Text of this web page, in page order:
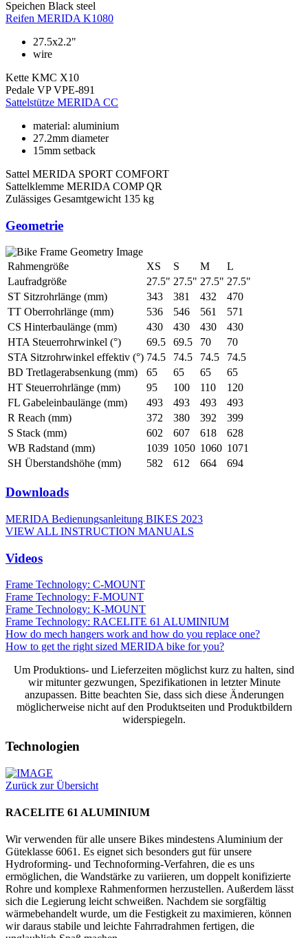
Speichen Black steel
Reifen MERIDA K1080
27.5x2.2"
wire
Kette KMC X10
Pedale VP VPE-891
Sattelstütze MERIDA CC
material: aluminium
27.2mm diameter
15mm setback
Sattel MERIDA SPORT COMFORT
Sattelklemme MERIDA COMP QR
Zulässiges Gesamtgewicht 135 kg
Geometrie
Rahmengröße XS S M
L
Laufradgröße
27.5" 27.5" 27.5" 27.5"
ST Sitzrohrlänge (mm)
343 381 432
470
TT Oberrohrlänge (mm)
536 546 561
571
CS Hinterbaulänge (mm)
430 430 430
430
HTA Steuerrohrwinkel (°)
69.5 69.5 70
70
STA Sitzrohrwinkel effektiv (°) 74.5 74.5 74.5
74.5
BD Tretlagerabsenkung (mm)
65 65 65
65
HT Steuerrohrlänge (mm)
95 100 110
120
FL Gabeleinbaulänge (mm)
493 493 493
493
R Reach (mm)
372 380 392
399
S Stack (mm)
602 607 618
628
WB Radstand (mm)
1039 1050 1060 1071
SH Überstandshöhe (mm)
582 612 664 694
Downloads
MERIDA Bedienungsanleitung BIKES 2023
VIEW ALL INSTRUCTION MANUALS
Videos
Frame Technology: C-MOUNT
Frame Technology: F-MOUNT
Frame Technology: K-MOUNT
Frame Technology: RACELITE 61 ALUMINIUM
How do mech hangers work and how do you replace one?
How to get the right sized MERIDA bike for you?
Um Produktions- und Lieferzeiten möglichst kurz zu halten, sind
wir mitunter gezwungen, Spezifikationen in letzter Minute
anzupassen. Bitte beachten Sie, dass sich diese Änderungen
möglicherweise nicht auf den Produktseiten und Produktbildern
widerspiegeln.
Technologien
Zurück zur Übersicht
RACELITE 61 ALUMINIUM
Wir verwenden für alle unsere Bikes mindestens Aluminium der
Güteklasse 6061. Es eignet sich besonders gut für unsere
Hydroforming- und Technoforming-Verfahren, die es uns
ermöglichen, die Wandstärke zu variieren, um doppelt konifizierte
Rohre und komplexe Rahmenformen herzustellen. Außerdem lässt
sich die Legierung leicht schweißen. Nachdem sie sorgfältig
wärmebehandelt wurde, um die Festigkeit zu maximieren, können
wir daraus stabile und leichte Fahrradrahmen fertigen, die